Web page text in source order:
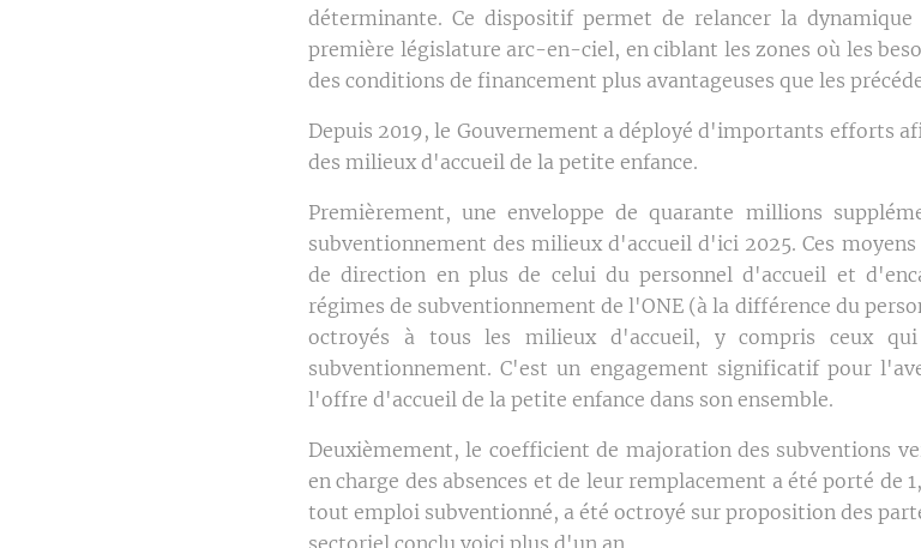
déterminante. Ce dispositif permet de relancer la
première législature arc-en-ciel, en ciblant les zones où les
des conditions de financement plus avantageuses que les
Depuis 2019, le Gouvernement a déployé d'importants efforts
des milieux d'accueil de la petite enfance.
Premièrement, une enveloppe de quarante millions
subventionnement des milieux d'accueil d'ici 2025. Ces
de direction en plus de celui du personnel d'accueil et
régimes de subventionnement de l'ONE (à la différence du
octroyés à tous les milieux d'accueil, y compris ceux
subventionnement. C'est un engagement significatif pour
l'offre d'accueil de la petite enfance dans son ensemble.
Deuxièmement, le coefficient de majoration des subventions
en charge des absences et de leur remplacement a été porté de
tout emploi subventionné, a été octroyé sur proposition des
sectoriel conclu voici plus d'un an.